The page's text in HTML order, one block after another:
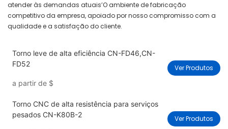
atender às demandas atuais’O ambiente de fabricação
competitivo da empresa, apoiado por nosso compromisso com a
qualidade e a satisfação do cliente.
Torno leve de alta eficiência CN-FD46,CN-
FD52
a partir de $
Ver Produtos
Torno CNC de alta resistência para serviços
pesados ​​CN-K80B-2
Ver Produtos